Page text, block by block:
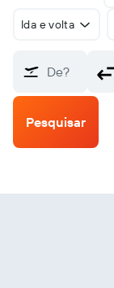
Ida e volta
De?
Pesquisar